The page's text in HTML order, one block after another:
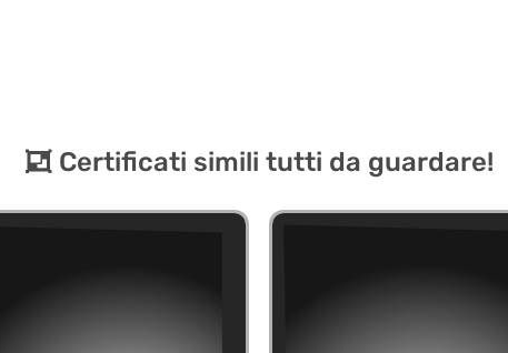
Certificati simili tutti da guardare!